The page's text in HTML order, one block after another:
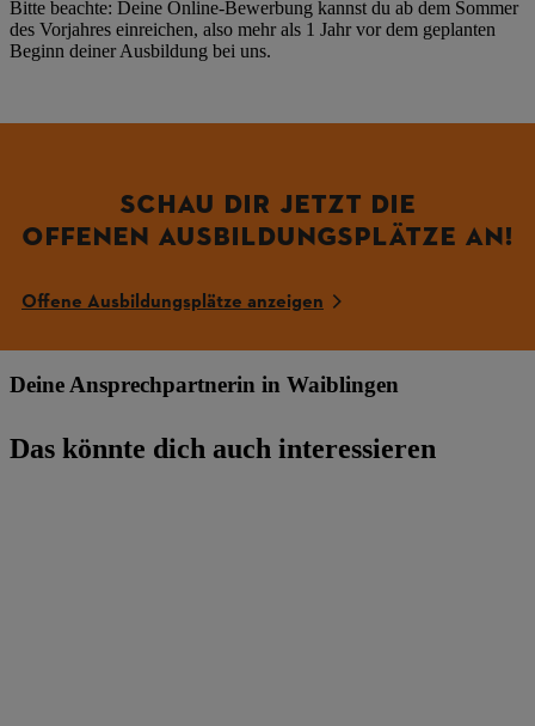
Bitte beachte: Deine Online-Bewerbung kannst du ab dem Sommer
des Vorjahres einreichen, also mehr als 1 Jahr vor dem geplanten
Beginn deiner Ausbildung bei uns.
SCHAU DIR JETZT DIE
OFFENEN AUSBILDUNGSPLÄTZE AN!
Offene Ausbildungsplätze anzeigen
Deine Ansprechpartnerin in Waiblingen
Das könnte dich auch interessieren